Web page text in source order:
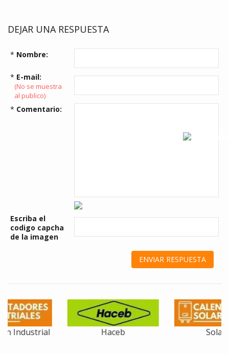
DEJAR UNA RESPUESTA
* Nombre:
* E-mail:
(No se muestra
al publico)
* Comentario:
Escriba el
codigo capcha
de la imagen